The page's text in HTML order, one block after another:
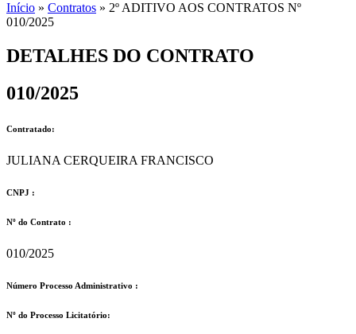
Início » Contratos » 2º ADITIVO AOS CONTRATOS Nº
010/2025
DETALHES DO CONTRATO​
010/2025
Contratado:
JULIANA CERQUEIRA FRANCISCO
CNPJ :
Nº do Contrato :
010/2025
Número Processo Administrativo :
Nº do Processo Licitatório: